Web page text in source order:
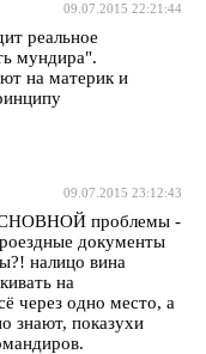
09.07.2015 22:21:44
реальное
мундира".
на материк и
09.07.2015 23:12:43
проблемы -
документы
налицо вина
на
через одно место, а
знают, показухи